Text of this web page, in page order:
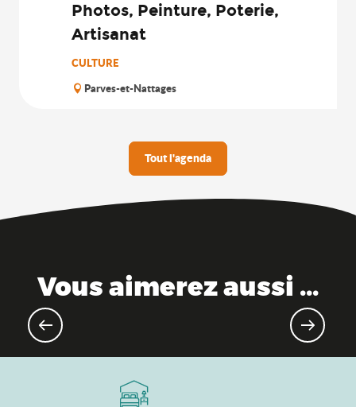
Photos, Peinture, Poterie,
Artisanat
CULTURE
Parves-et-Nattages
Tout l'agenda
Vous aimerez aussi ...